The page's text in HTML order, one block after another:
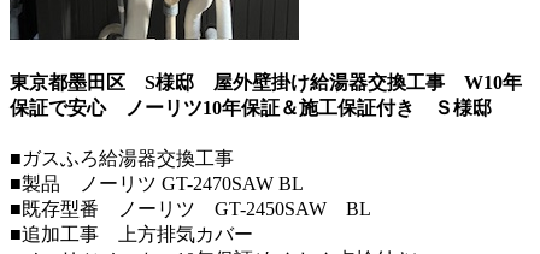
東京都墨田区 S様邸 屋外壁掛け給湯器交換工事 W10年
保証で安心 ノーリツ10年保証＆施工保証付き
Ｓ様邸
■ガスふろ給湯器交換工事
■製品 ノーリツ GT-2470SAW BL
■既存型番 ノーリツ GT-2450SAW BL
■追加工事 上方排気カバー